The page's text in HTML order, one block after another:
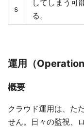
s
してしまう可
る。
運用（
概要
クラウド運用は、た
せん。日々の監視、